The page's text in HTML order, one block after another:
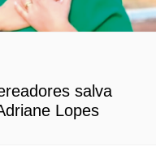
salva
Lopes